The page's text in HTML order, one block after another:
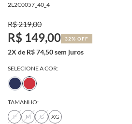
2L2C0057_40_4
R$ 219,00
R$ 149,00 32% OFF
2X de R$ 74,50 sem juros
SELECIONE A COR:
TAMANHO:
P
M G XG